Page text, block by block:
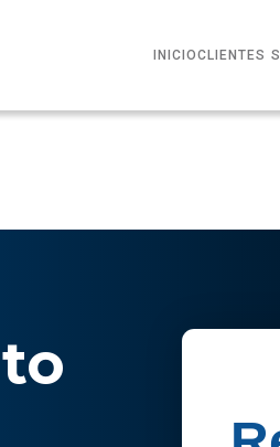
INICIOCLIENTES